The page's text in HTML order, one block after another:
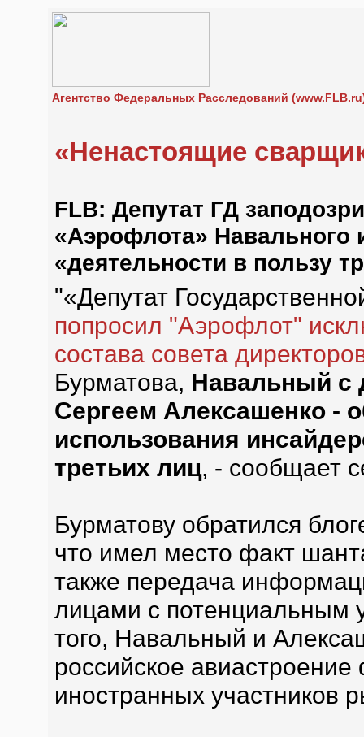
Агентство Федеральных Расследований
«Ненастоящие
FLB: Депутат ГД
«Аэрофлота» Навального
«деятельности в пользу
"«Депутат
попросил "Аэрофлот"
состава совета
Бурматова, Навальный с
Сергеем Алексашенко -
использования
третьих лиц, - сообщает
Бурматову обратился
что имел место факт
также передача
лицами с потенциальным
того, Навальный и
российское
иностранных участников